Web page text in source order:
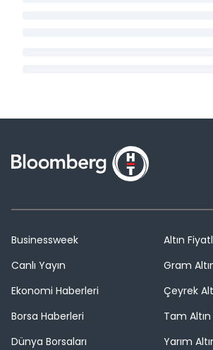
Businessweek
Canlı Yayın
Ekonomi Haberleri
Borsa Haberleri
Dünya Borsaları
Altın
Gram
Çeyrek
Tam Altın
Yarım